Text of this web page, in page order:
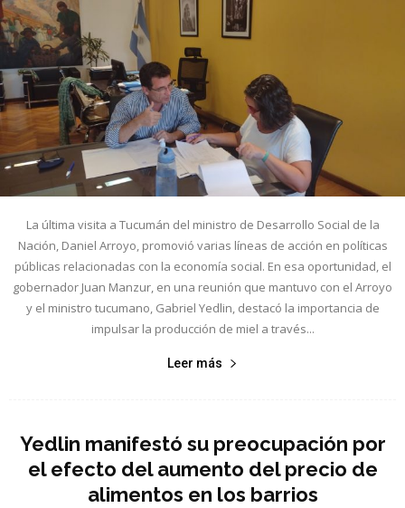
La última visita a Tucumán del ministro de Desarrollo Social de la
Nación, Daniel Arroyo, promovió varias líneas de acción en políticas
públicas relacionadas con la economía social. En esa oportunidad, el
gobernador Juan Manzur, en una reunión que mantuvo con el Arroyo
y el ministro tucumano, Gabriel Yedlin, destacó la importancia de
impulsar la producción de miel a través...
Leer más
Yedlin manifestó su preocupación por
el efecto del aumento del precio de
alimentos en los barrios